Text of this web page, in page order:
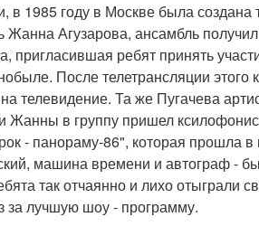
1985 году в Москве была создана
Агузарова, ансамбль получил
пригласившая ребят принять
После телетрансляции этого
телевидение. Та же Пугачева
Жанны в группу пришел
- панораму-86", которая прошла в
машина времени и автограф -
так отчаянно и лихо отыграли
за лучшую шоу - программу.